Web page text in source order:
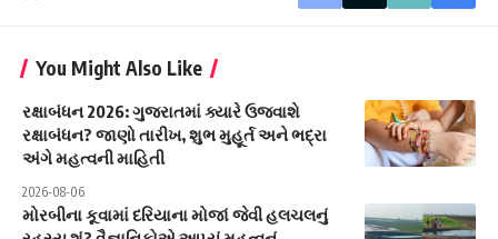
You Might Also Like
રક્ષાબંધન 2026: ગુજરાતમાં ક્યારે ઉજવાશે
રક્ષાબંધન? જાણો તારીખ, શુભ મુહૂર્ત અને ભદ્રા
અંગે મહત્વની માહિતી
2026-08-06
મોરબીના કૂવામાં દરિયાના મોજાં જેવી હલચલનું